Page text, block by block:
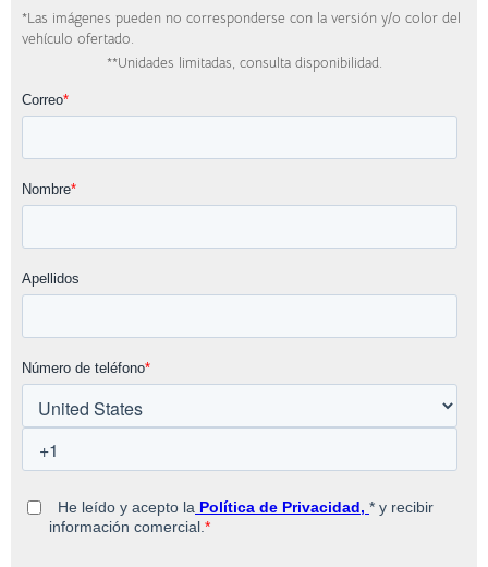
*Las imágenes pueden no corresponderse con la versión y/o color del
vehículo ofertado.
**Unidades limitadas, consulta disponibilidad.